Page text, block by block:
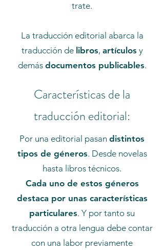
trate.
La traducción editorial abarca la
traducción de libros, artículos y
demás documentos publicables.
Características de la
traducción editorial:
Por una editorial pasan distintos
tipos de géneros. Desde novelas
hasta libros técnicos.
Cada uno de estos géneros
destaca por unas características
particulares. Y por tanto su
traducción a otra lengua debe contar
con una labor previamente